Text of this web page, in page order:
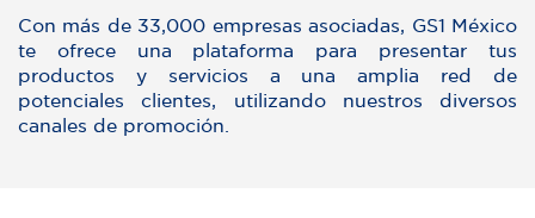
Con más de 33,000 empresas asociadas, GS1 México
te ofrece una plataforma para presentar tus
productos y servicios a una amplia red de
potenciales clientes, utilizando nuestros diversos
canales de promoción.